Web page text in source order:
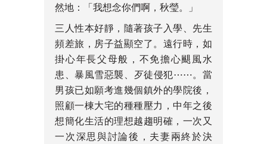
然地：「我想念你們啊，秋瑩。」
三人性本好靜，隨著孩子入學、先生
頻差旅，房子益顯空了。遠行時，如
掛心年長父母般，不免擔心颶風水
患、暴風雪惡襲、歹徒侵犯⋯⋯。當
男孩已如願考進幾個鎮外的學院後，
照顧一棟大宅的種種壓力，中年之後
想簡化生活的理想越趨明確，一次又
一次深思與討論後，夫妻兩終於決